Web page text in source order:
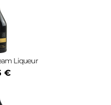
Liqueur
€